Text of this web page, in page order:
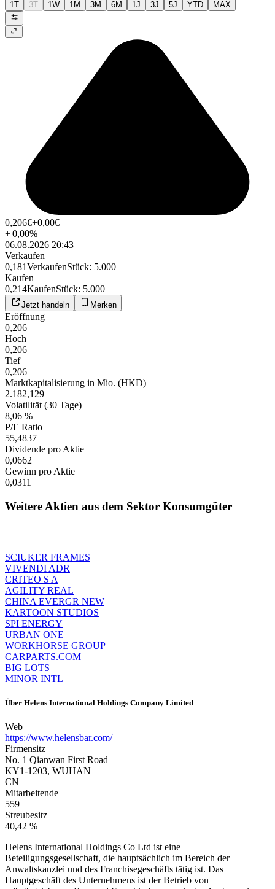
1T 3T 1W 1M 3M 6M 1J 3J 5J YTD MAX
0,206€+0,00€
+0,00%
06.08.2026 20:43
Verkaufen
0,181VerkaufenStück: 5.000
Kaufen
0,214KaufenStück: 5.000
Jetzt handeln Merken
Eröffnung
0,206
Hoch
0,206
Tief
0,206
Marktkapitalisierung in Mio. (HKD)
2.182,129
Volatilität (30 Tage)
8,06 %
P/E Ratio
55,4837
Dividende pro Aktie
0,0662
Gewinn pro Aktie
0,0311
Weitere Aktien aus dem Sektor Konsumgüter
SCIUKER FRAMES
VIVENDI ADR
CRITEO S A
AGILITY REAL
CHINA EVERGR NEW
KARTOON STUDIOS
SPI ENERGY
URBAN ONE
WORKHORSE GROUP
CARPARTS.COM
BIG LOTS
MINOR INTL
Über Helens International Holdings Company Limited
Web
https://www.helensbar.com/
Firmensitz
No. 1 Qianwan First Road
KY1-1203, WUHAN
CN
Mitarbeitende
559
Streubesitz
40,42 %
Helens International Holdings Co Ltd ist eine
Beteiligungsgesellschaft, die hauptsächlich im Bereich der
Anwaltskanzlei und des Franchisegeschäfts tätig ist. Das
Hauptgeschäft des Unternehmens ist der Betrieb von